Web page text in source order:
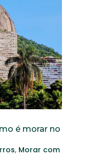
é morar no
, Morar com